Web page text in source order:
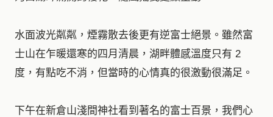
水面波光粼粼，煙霧散去後更有逆富士絕景。雖然富
士山在乍暖還寒的四月清晨，湖畔體感溫度只有 2
度，有點吃不消，但當時的心情真的很激動很滿足。
下午在新倉山淺間神社看到著名的富士百景，我們心